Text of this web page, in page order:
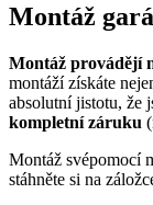
Montáž
Montáž provádějí
montáží získáte
absolutní jistotu, že
kompletní záruku
Montáž svépomocí
stáhněte si na